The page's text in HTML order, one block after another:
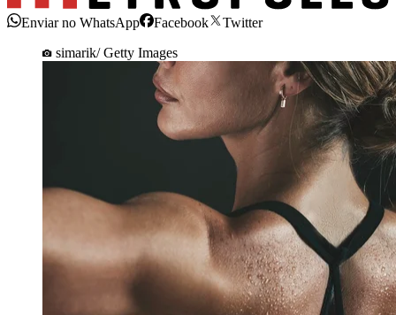
Enviar no WhatsApp Facebook
Twitter
simarik/ Getty Images